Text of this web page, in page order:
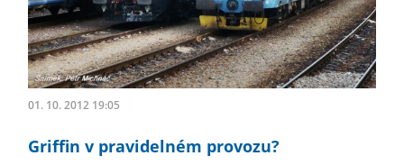
01. 10. 2012 19:05
Griffin v pravidelném provozu?